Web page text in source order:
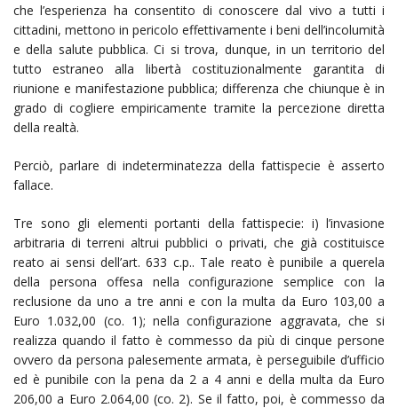
che l’esperienza ha consentito di conoscere dal vivo a tutti i
cittadini, mettono in pericolo effettivamente i beni dell’incolumità
e della salute pubblica. Ci si trova, dunque, in un territorio del
tutto estraneo alla libertà costituzionalmente garantita di
riunione e manifestazione pubblica; differenza che chiunque è in
grado di cogliere empiricamente tramite la percezione diretta
della realtà.
Perciò, parlare di indeterminatezza della fattispecie è asserto
fallace.
Tre sono gli elementi portanti della fattispecie: i) l’invasione
arbitraria di terreni altrui pubblici o privati, che già costituisce
reato ai sensi dell’art. 633 c.p.. Tale reato è punibile a querela
della persona offesa nella configurazione semplice con la
reclusione da uno a tre anni e con la multa da Euro 103,00 a
Euro 1.032,00 (co. 1); nella configurazione aggravata, che si
realizza quando il fatto è commesso da più di cinque persone
ovvero da persona palesemente armata, è perseguibile d’ufficio
ed è punibile con la pena da 2 a 4 anni e della multa da Euro
206,00 a Euro 2.064,00 (co. 2). Se il fatto, poi, è commesso da